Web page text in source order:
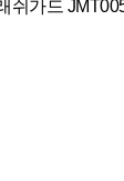
쉬가드